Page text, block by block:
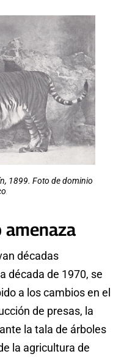
1899. Foto de dominio
.
amenaza
décadas
década de 1970, se
a los cambios en el
de presas, la
la tala de árboles
la agricultura de